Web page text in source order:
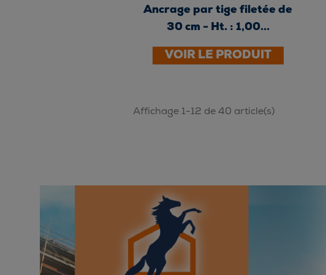
Ancrage par tige filetée de
30 cm - Ht. : 1,00...
VOIR LE PRODUIT
Affichage 1-12 de 40 article(s)